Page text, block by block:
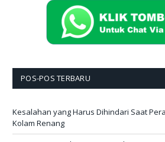
POS-POS TERBARU
Kesalahan yang Harus Dihindari Saat
Kolam Renang